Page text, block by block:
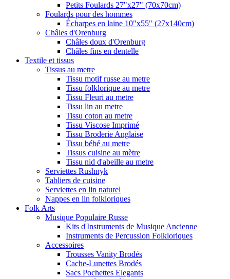
Petits Foulards 27"x27" (70x70cm)
Foulards pour des hommes
Écharpes en laine 10"x55" (27x140cm)
Châles d'Orenburg
Châles doux d'Orenburg
Châles fins en dentelle
Textile et tissus
Tissus au metre
Tissu motif russe au metre
Tissu folklorique au metre
Tissu Fleuri au metre
Tissu lin au metre
Tissu coton au metre
Tissu Viscose Imprimé
Tissu Broderie Anglaise
Tissu bébé au metre
Tissus cuisine au mètre
Tissu nid d'abeille au metre
Serviettes Rushnyk
Tabliers de cuisine
Serviettes en lin naturel
Nappes en lin folkloriques
Folk Arts
Musique Populaire Russe
Kits d'Instruments de Musique Ancienne
Instruments de Percussion Folkloriques
Accessoires
Trousses Vanity Brodés
Cache-Lunettes Brodés
Sacs Pochettes Elegants